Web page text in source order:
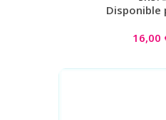
Disponible
16,00